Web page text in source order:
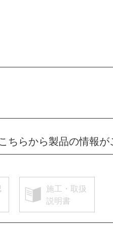
らから製品の情報が
施工・取扱
説明書